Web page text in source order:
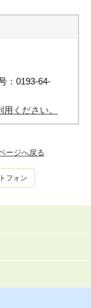
：0193-64-
ください。
ージへ戻る
フォン